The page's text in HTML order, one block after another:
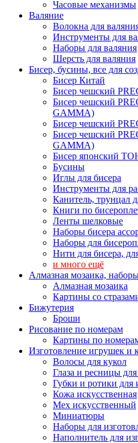
Часовые механизмы
Валяние
Волокна для
Инструменты для
Наборы для валяния
Шерсть для валяния
Бисер, бусины, все для
Бисер Китай
Бисер чешский
Бисер чешский
GAMMA)
Бисер чешский
Бисер чешский
GAMMA)
Бисер японский
Бусины
Иглы для бисера
Инструменты для
Канитель, трунцал
Книги по
Ленты шелковые
Наборы бисера
Наборы для
Нити для бисера,
и много ещё
Алмазная мозаика,
Алмазная мозаика
Картины co
Бижутерия
Броши
Рисование по номерам
Картины по
Изготовление игрушек и
Волосы для кукол
Глаза и ресницы
Губки и ротики для
Кожа искусственная
Мех искусственный
Миниатюры
Наборы для
Наполнитель для